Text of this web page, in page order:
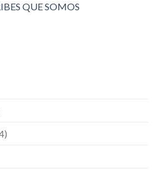
QUE SOMOS